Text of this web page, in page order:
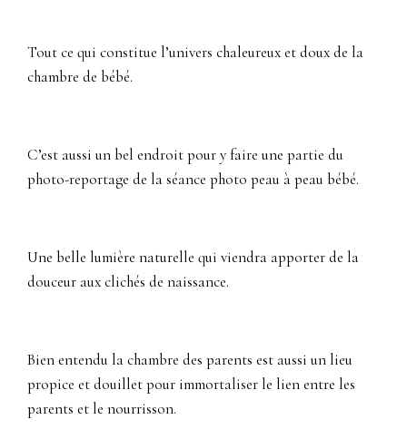
Tout ce qui constitue l’univers chaleureux et doux de la
chambre de bébé.
C’est aussi un bel endroit pour y faire une partie du
photo-reportage de la séance photo peau à peau bébé.
Une belle lumière naturelle qui viendra apporter de la
douceur aux clichés de naissance.
Bien entendu la chambre des parents est aussi un lieu
propice et douillet pour immortaliser le lien entre les
parents et le nourrisson.